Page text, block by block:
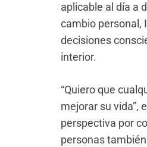
aplicable al día a
cambio personal,
decisiones
interior.
“Quiero que
mejorar su vida”,
perspectiva por
personas